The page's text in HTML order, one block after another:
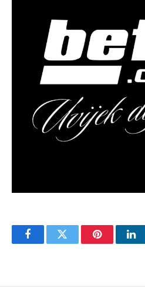
FacebookTwitter Pinterest